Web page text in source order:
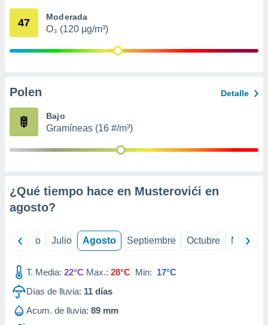
mediante
publicidad
de
47 Moderada
O₃ (120 µg/m³)
Polen Detalle
Bajo
Gramíneas (16 #/m³)
¿Qué tiempo hace en Musterovići en
agosto?
Junio Julio Agosto Septiembre Octubre
T. Media: 22°C Max.: 28°C Min: 17°C
Días de lluvia: 11 días
Acum. de lluvia: 89 mm